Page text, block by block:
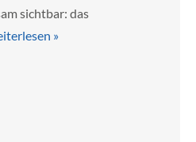
sichtbar: das
»